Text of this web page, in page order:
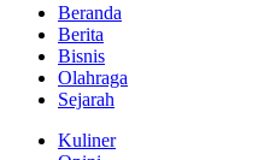
Beranda
Berita
Bisnis
Olahraga
Sejarah
Kuliner